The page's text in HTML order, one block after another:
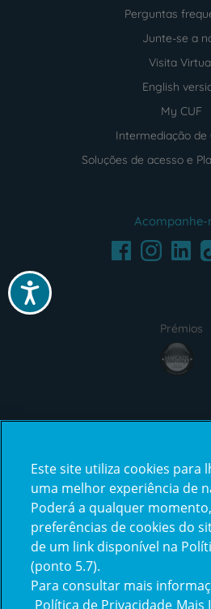
Acessibilidade
Perguntas
Junte-se a
Visita
English
My CUF
Intermediação de
Soluções de acesso e
Acompanhe-
FacebookInstagramLinkedIn
Prémios
award4
certification2
Reclamações
Este site utiliza cookies para
uma melhor experiência de
Poderá a qualquer
preferências de cookies do
de um link disponível na
(ponto 5.7).
Para consultar mais
Política de Privacidade Mais